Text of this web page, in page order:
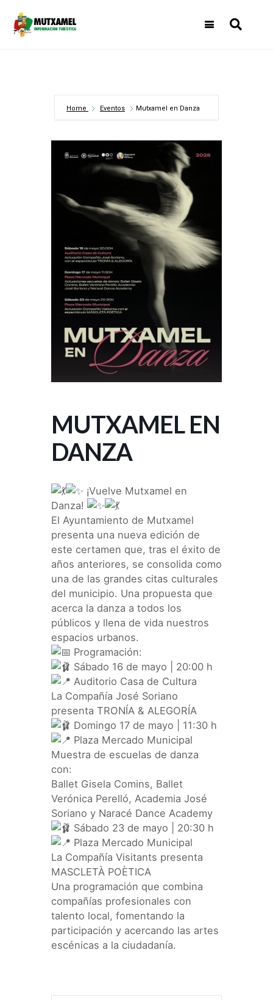
Home Eventos Mutxamel en Danza
MUTXAMEL EN
DANZA
¡Vuelve Mutxamel en
Danza!
El Ayuntamiento de Mutxamel
presenta una nueva edición de
este certamen que, tras el éxito de
años anteriores, se consolida como
una de las grandes citas culturales
del municipio. Una propuesta que
acerca la danza a todos los
públicos y llena de vida nuestros
espacios urbanos.
Programación:
Sábado 16 de mayo | 20:00 h
Auditorio Casa de Cultura
La Compañía José Soriano
presenta TRONÍA & ALEGORÍA
Domingo 17 de mayo | 11:30 h
Plaza Mercado Municipal
Muestra de escuelas de danza
con:
Ballet Gisela Comins, Ballet
Verónica Perelló, Academia José
Soriano y Naracé Dance Academy
Sábado 23 de mayo | 20:30 h
Plaza Mercado Municipal
La Compañía Visitants presenta
MASCLETÀ POÈTICA
Una programación que combina
compañías profesionales con
talento local, fomentando la
participación y acercando las artes
escénicas a la ciudadanía.